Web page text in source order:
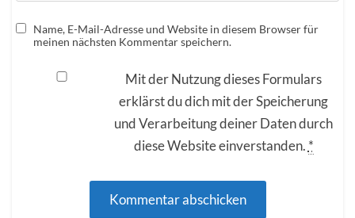
Name, E-Mail-Adresse und Website in diesem Browser für
meinen nächsten Kommentar speichern.
Mit der Nutzung dieses Formulars
erklärst du dich mit der Speicherung
und Verarbeitung deiner Daten durch
diese Website einverstanden. *